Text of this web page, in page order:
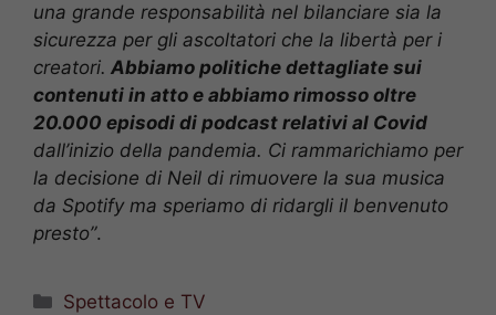
una grande responsabilità nel bilanciare sia la
sicurezza per gli ascoltatori che la libertà per i
creatori. Abbiamo politiche dettagliate sui
contenuti in atto e abbiamo rimosso oltre
20.000 episodi di podcast relativi al Covid
dall’inizio della pandemia. Ci rammarichiamo per
la decisione di Neil di rimuovere la sua musica
da Spotify ma speriamo di ridargli il benvenuto
presto”.
Categorie
Spettacolo e TV